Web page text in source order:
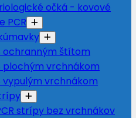
očká - kovové
PCR
ochranným štítom
plochým vrchnákom
vypulým vrchnákom
strípy bez vrchnákov